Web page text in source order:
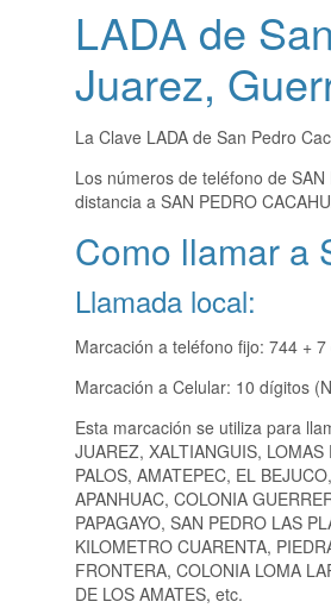
LADA de
Juarez,
La Clave LADA de San Pedro
Los números de teléfono de SAN
distancia a SAN PEDRO
Como llamar a
Llamada local:
Marcación a teléfono fijo: 744 +
Marcación a Celular: 10 dígitos
Esta marcación se utiliza para
JUAREZ, XALTIANGUIS,
PALOS, AMATEPEC, EL
APANHUAC, COLONIA
PAPAGAYO, SAN PEDRO LAS
KILOMETRO CUARENTA,
FRONTERA, COLONIA LOMA
DE LOS AMATES, etc.